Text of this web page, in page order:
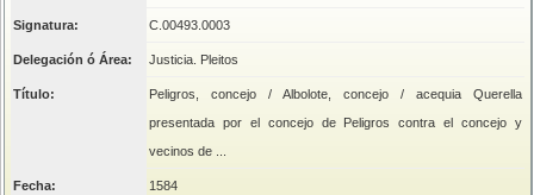
Signatura: C.00493.0003
Delegación ó Área: Justicia. Pleitos
Título:
Peligros, concejo / Albolote, concejo / acequia Querella
presentada por el concejo de Peligros contra el concejo y
vecinos de ...
Fecha: 1584